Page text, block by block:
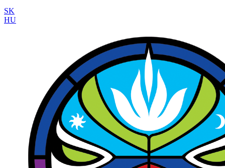
SK
HU